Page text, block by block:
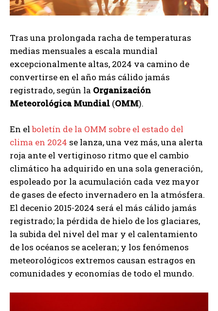
Tras una prolongada racha de temperaturas
medias mensuales a escala mundial
excepcionalmente altas, 2024 va camino de
convertirse en el año más cálido jamás
registrado, según la Organización
Meteorológica Mundial (OMM).
En elboletín de la OMM sobre el estado del
clima en 2024 se lanza, una vez más, una alerta
roja ante el vertiginoso ritmo que el cambio
climático ha adquirido en una sola generación,
espoleado por la acumulación cada vez mayor
de gases de efecto invernadero en la atmósfera.
El decenio 2015-2024 será el más cálido jamás
registrado; la pérdida de hielo de los glaciares,
la subida del nivel del mar y el calentamiento
de los océanos se aceleran; y los fenómenos
meteorológicos extremos causan estragos en
comunidades y economías de todo el mundo.